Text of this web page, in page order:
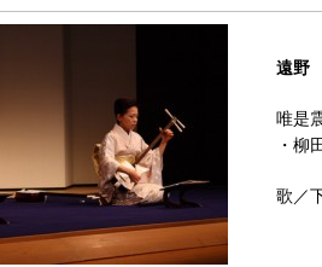
遠野
唯是
・柳
歌／